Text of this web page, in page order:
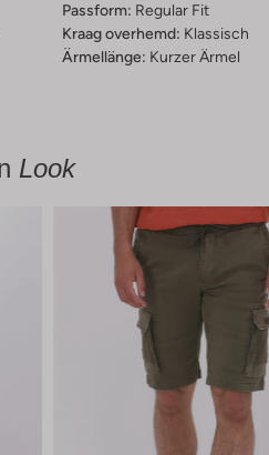
Passform: Regular Fit
Kraag overhemd: Klassisch
Ärmellänge: Kurzer Ärmel
Look